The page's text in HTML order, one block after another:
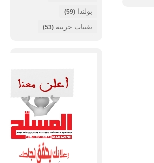
بولندا (59)
تقنيات حربية (53)